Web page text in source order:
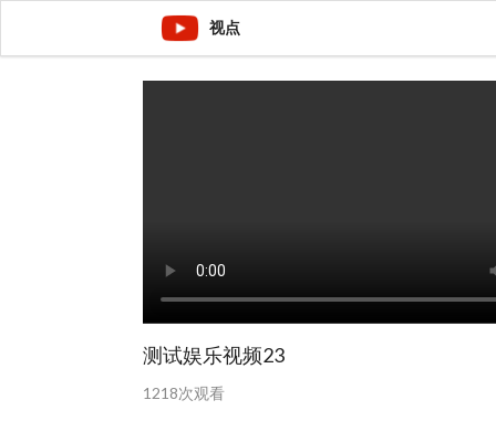
视点
测试娱乐视频23
1218次观看